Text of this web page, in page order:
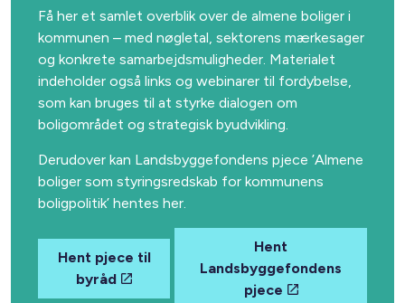
Få her et samlet overblik over de almene boliger i
kommunen – med nøgletal, sektorens mærkesager
og konkrete samarbejdsmuligheder. Materialet
indeholder også links og webinarer til fordybelse,
som kan bruges til at styrke dialogen om
boligområdet og strategisk byudvikling.
Derudover kan Landsbyggefondens pjece ’Almene
boliger som styringsredskab for kommunens
boligpolitik’ hentes her.
Hent pjece til
byråd
Hent
Landsbyggefondens
pjece